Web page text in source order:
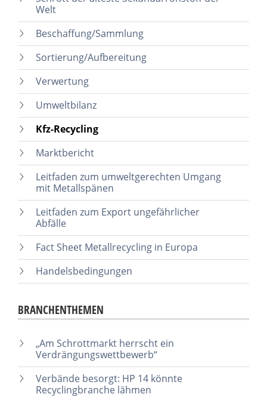
Welt
Beschaffung/Sammlung
Sortierung/Aufbereitung
Verwertung
Umweltbilanz
Kfz-Recycling
Marktbericht
Leitfaden zum umweltgerechten Umgang
mit Metallspänen
Leitfaden zum Export ungefährlicher
Abfälle
Fact Sheet Metallrecycling in Europa
Handelsbedingungen
BRANCHENTHEMEN
„Am Schrottmarkt herrscht ein
Verdrängungswettbewerb“
Verbände besorgt: HP 14 könnte
Recyclingbranche lähmen